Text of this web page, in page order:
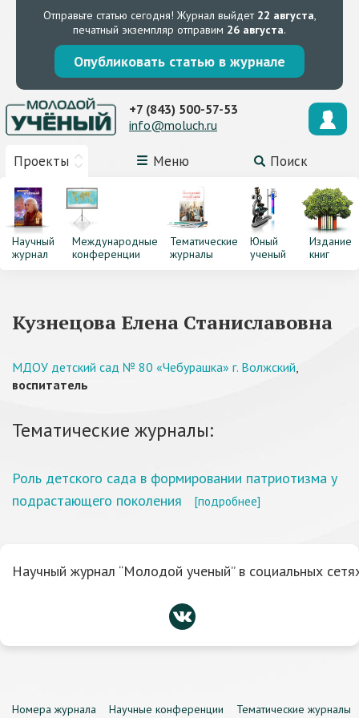
Отправьте статью сегодня! Журнал выйдет 22 августа,
печатный экземпляр отправим 26 августа.
Опубликовать статью в журнале
Проекты Меню Поиск
+7 (843) 500-57-53
info@moluch.ru
Научный
журнал
Международные
конференции
Тематические
журналы
Юный
ученый
Издание
книг
Кузнецова Елена Станиславовна
МДОУ детский сад № 80 «Чебурашка» г. Волжский,
воспитатель
Тематические журналы:
Роль детского сада в формировании патриотизма у
подрастающего поколения
[подробнее]
Научный журнал “Молодой ученый” в социальных
Номера журнала Научные конференции Тематические журналы